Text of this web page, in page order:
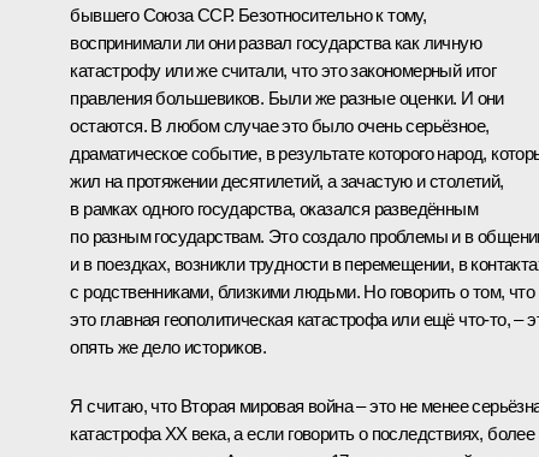
бывшего Союза ССР. Безотносительно к тому,
воспринимали ли они развал государства как личную
катастрофу или же считали, что это закономерный итог
правления большевиков. Были же разные оценки. И они
остаются. В любом случае это было очень серьёзное,
драматическое событие, в результате которого народ,
жил на протяжении десятилетий, а зачастую и столетий,
в рамках одного государства, оказался разведённым
по разным государствам. Это создало проблемы и в
и в поездках, возникли трудности в перемещении, в
с родственниками, близкими людьми. Но говорить о том, что
это главная геополитическая катастрофа или ещё что‑то, –
опять же дело историков.
Я считаю, что Вторая мировая война – это не менее
катастрофа XX века, а если говорить о последствиях, более